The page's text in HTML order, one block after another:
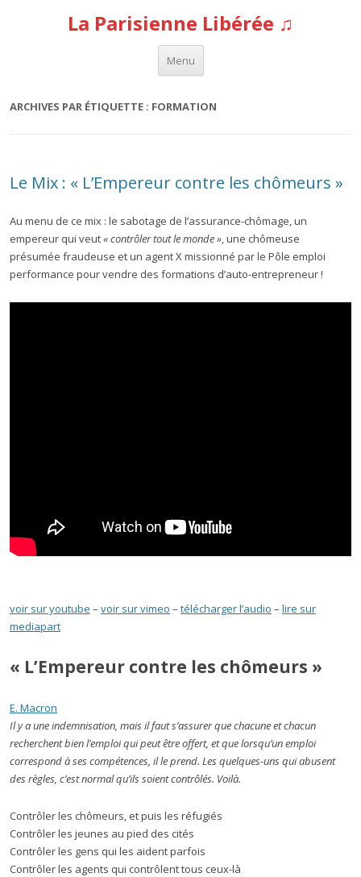
La Parisienne Libérée ♫
Menu
Aller au contenu
ARCHIVES PAR ÉTIQUETTE : FORMATION
Le Mix : « L’Empereur contre les chômeurs »
Au menu de ce mix : le sabotage de l’assurance-chômage, un
empereur qui veut«contrôler tout le monde », une chômeuse
présumée fraudeuse et un agent X missionné par le Pôle emploi
performance pour vendre des formations d’auto-entrepreneur !
voir sur youtube – voir sur vimeo – télécharger l’audio – lire sur
mediapart
« L’Empereur contre les chômeurs »
E. Macron
Il y a une indemnisation, mais il faut s’assurer que chacune et chacun
recherchent bien l’emploi qui peut être offert, et que lorsqu’un emploi
correspond à ses compétences, il le prend. Les quelques-uns qui abusent
des règles, c’est normal qu’ils soient contrôlés. Voilà.
Contrôler les chômeurs, et puis les réfugiés
Contrôler les jeunes au pied des cités
Contrôler les gens qui les aident parfois
Contrôler les agents qui contrôlent tous ceux-là